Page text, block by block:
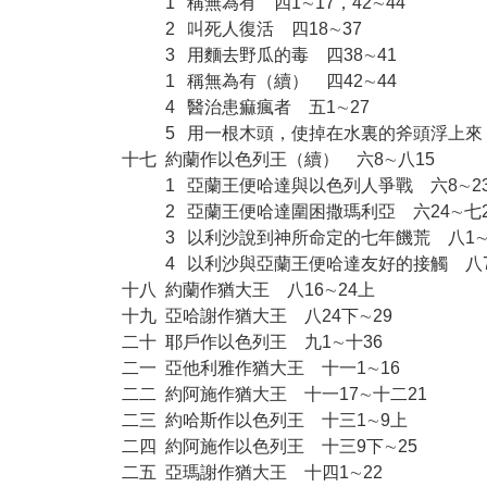
2
叫死人復活 四18∼37
3
用麵去野瓜的毒 四38∼41
1
稱無為有（續） 四42∼44
4
醫治患痲瘋者 五1∼27
5
用一根木頭，使掉在水裏的斧頭浮上
十七 約蘭作以色列王（續） 六8∼八15
1
亞蘭王便哈達與以色列人爭戰 六
2
亞蘭王便哈達圍困撒瑪利亞 六24∼七
3
以利沙說到神所命定的七年饑荒 八
4
以利沙與亞蘭王便哈達友好的接觸
十八
約蘭作猶大王 八16∼24上
十九 亞哈謝作猶大王 八24下∼29
二十 耶戶作以色列王 九1∼十36
二一 亞他利雅作猶大王 十一1∼16
二二 約阿施作猶大王 十一17∼十二21
二三 約哈斯作以色列王 十三1∼9上
二四 約阿施作以色列王 十三9下∼25
二五 亞瑪謝作猶大王 十四1∼22